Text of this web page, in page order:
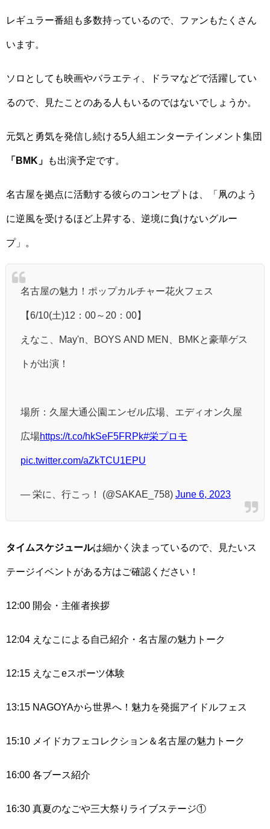
レギュラー番組も多数持っているので、ファンもたくさん
います。
ソロとしても映画やバラエティ、ドラマなどで活躍してい
るので、見たことのある人もいるのではないでしょうか。
元気と勇気を発信し続ける5人組エンターテインメント集団
「BMK」 も出演予定です。
名古屋を拠点に活動する彼らのコンセプトは、「凧のよう
に逆風を受けるほど上昇する、逆境に負けないグルー
プ」。
名古屋の魅力！ポップカルチャー花火フェス
【6/10(土)12：00～20：00】
えなこ、May'n、BOYS AND MEN、BMKと豪華ゲス
トが出演！
場所：久屋大通公園エンゼル広場、エディオン久屋
広場https://t.co/hkSeF5FRPk#栄プロモ
pic.twitter.com/aZkTCU1EPU
— 栄に、行こっ！ (@SAKAE_758) June 6, 2023
タイムスケジュールは細かく決まっているので、見たいス
テージイベントがある方はご確認ください！
12:00 開会・主催者挨拶
12:04 えなこによる自己紹介・名古屋の魅力トーク
12:15 えなこeスポーツ体験
13:15 NAGOYAから世界へ！魅力を発掘アイドルフェス
15:10 メイドカフェコレクション＆名古屋の魅力トーク
16:00 各ブース紹介
16:30 真夏のなごや三大祭りライブステージ①